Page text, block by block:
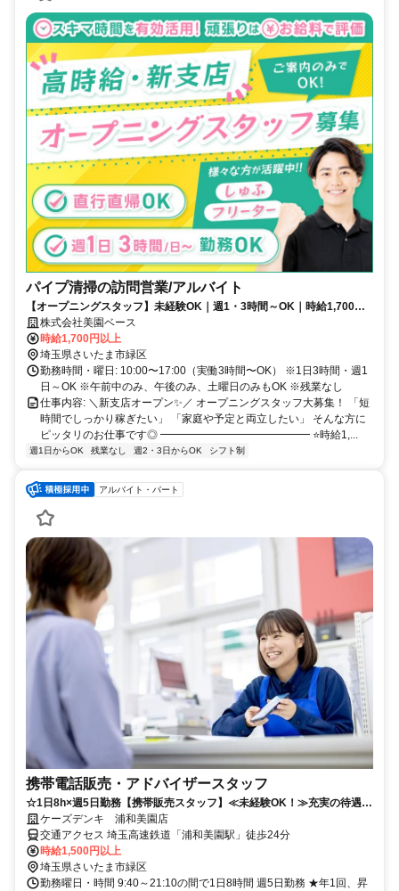
パイプ清掃の訪問営業/アルバイト
【オープニングスタッフ】未経験OK｜週1・3時間～OK｜時給1,700～
｜直行直帰可
株式会社美園ベース
時給1,700円以上
埼玉県さいたま市緑区
勤務時間・曜日: 10:00〜17:00（実働3時間〜OK） ※1日3時間・週1
日～OK ※午前中のみ、午後のみ、土曜日のみもOK ※残業なし
仕事内容: ＼新支店オープン✨／ オープニングスタッフ大募集！ 「短
時間でしっかり稼ぎたい」 「家庭や予定と両立したい」 そんな方に
ピッタリのお仕事です◎ ━━━━━━━━━━━━━━ ⭐時給1,...
週1日からOK 残業なし 週2・3日からOK シフト制
アルバイト・パート
携帯電話販売・アドバイザースタッフ
☆1日8h×週5日勤務【携帯販売スタッフ】≪未経験OK！≫充実の待遇で
働きやすさ抜群◎
ケーズデンキ 浦和美園店
交通アクセス 埼玉高速鉄道「浦和美園駅」徒歩24分
時給1,500円以上
埼玉県さいたま市緑区
勤務曜日・時間 9:40～21:10の間で1日8時間 週5日勤務 ★年1回、昇